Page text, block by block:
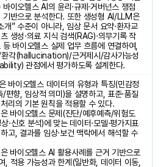
바이오헬스 AI의 윤리·규제·거버넌스 쟁점
기반으로 분석한다. 또한 생성형 AI/LLM은
개” 수준이 아니라, 임상 문서 요약·환자교
생성·의료 지식 검색(RAG)·의무기록 작
등 바이오헬스 실제 업무 흐름에 연결하여,
환각(hallucination)/근거제시/감사가능성
관점에서 평가하도록 설계한다.
바이오헬스 데이터의 유형과 특징(민감정
/편향, 임상적 의미)을 설명하고, 표준·품질
처리의 기본 원칙을 적용할 수 있다.
바이오헬스 문제(진단/예후예측/위험도
·신호 분석)에 맞는 데이터·모델·평가지표
고, 결과를 임상·보건 맥락에서 해석할 수
바이오헬스 AI 활용사례를 근거 기반으로
, 적용 가능성과 한계(일반화, 데이터 이동,